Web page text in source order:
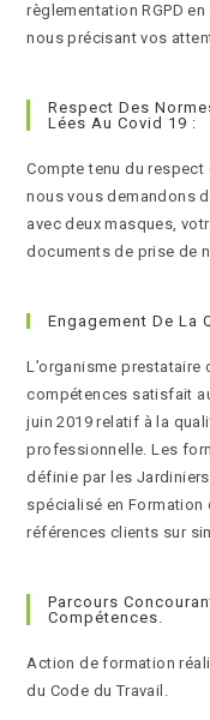
règlementation RGPD
nous précisant vos
Respect Des
Lées Au Covid 19 :
Compte tenu du
nous vous demandons
avec deux masques,
documents de prise de
Engagement De La
L’organisme
compétences satisfait
juin 2019 relatif à la
professionnelle. Les
définie par les Jardiniers
spécialisé en
références clients sur
Parcours
Compétences.
Action de formation
du Code du Travail.